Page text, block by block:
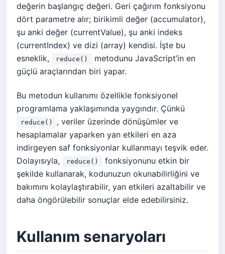
değerin başlangıç değeri. Geri çağırım fonksiyonu
dört parametre alır; birikimli değer (accumulator),
şu anki değer (currentValue), şu anki indeks
(currentIndex) ve dizi (array) kendisi. İşte bu
esneklik,
reduce()
metodunu JavaScript’in en
güçlü araçlarından biri yapar.
Bu metodun kullanımı özellikle fonksiyonel
programlama yaklaşımında yaygındır. Çünkü
reduce()
, veriler üzerinde dönüşümler ve
hesaplamalar yaparken yan etkileri en aza
indirgeyen saf fonksiyonlar kullanmayı teşvik eder.
Dolayısıyla,
reduce()
fonksiyonunu etkin bir
şekilde kullanarak, kodunuzun okunabilirliğini ve
bakımını kolaylaştırabilir, yan etkileri azaltabilir ve
daha öngörülebilir sonuçlar elde edebilirsiniz.
Kullanım senaryoları